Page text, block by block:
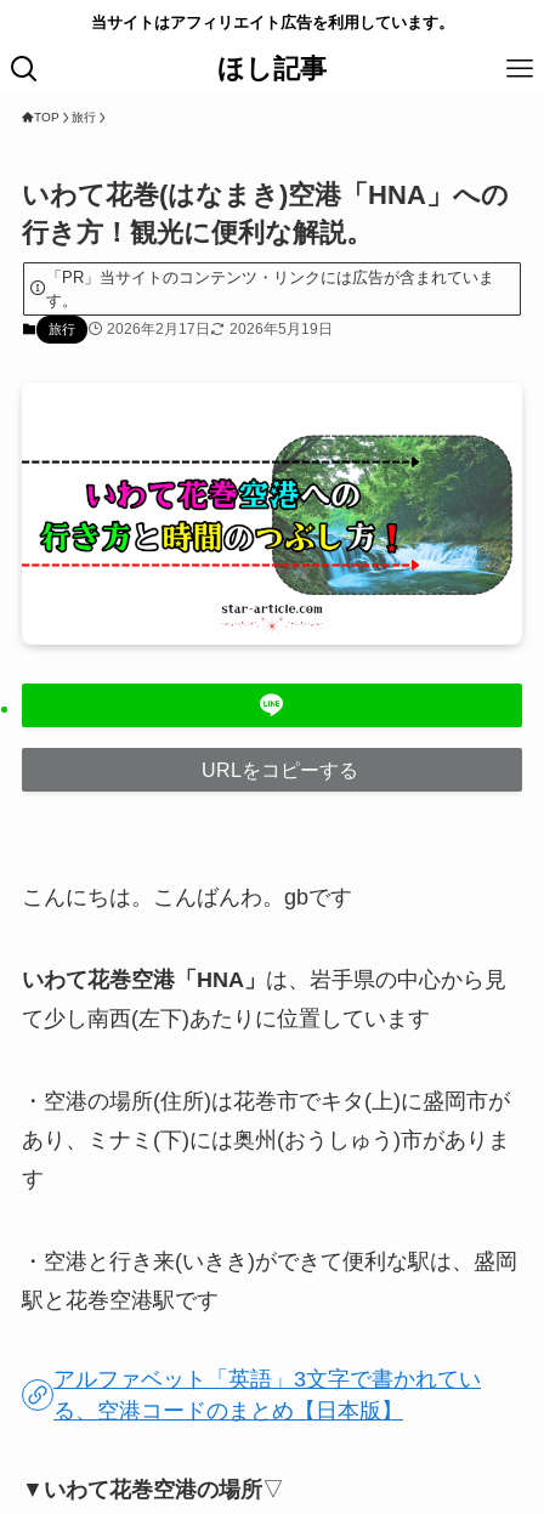
当サイトはアフィリエイト広告を利用しています。
ほし記事
TOP 旅行
いわて花巻(はなまき)空港「HNA」への
行き方！観光に便利な解説。
「PR」当サイトのコンテンツ・リンクには広告が含まれていま
す。
旅行 2026年2月17日 2026年5月19日
URLをコピーする
こんにちは。こんばんわ。gbです
いわて花巻空港「HNA」 は、岩手県の中心から見
て少し南西(左下)あたりに位置しています
・空港の場所(住所)は花巻市でキタ(上)に盛岡市が
あり、ミナミ(下)には奥州(おうしゅう)市がありま
す
・空港と行き来(いきき)ができて便利な駅は、盛岡
駅と花巻空港駅です
アルファベット「英語」3文字で書かれてい
る、空港コードのまとめ【日本版】
▼ いわて花巻空港の場所▽